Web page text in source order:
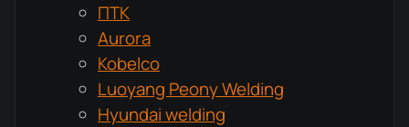
ПТК
Aurora
Kobelco
Luoyang Peony Welding
Hyundai welding